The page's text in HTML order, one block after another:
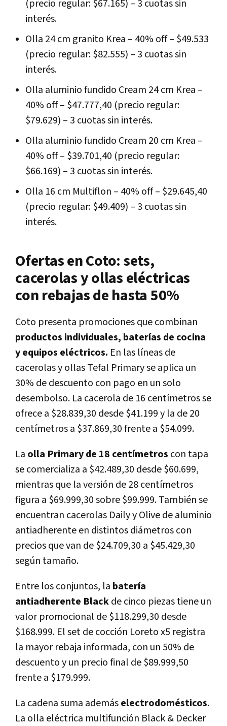
(precio regular: $67.165) – 3 cuotas sin
interés.
Olla 24 cm granito Krea – 40% off – $49.533
(precio regular: $82.555) – 3 cuotas sin
interés.
Olla aluminio fundido Cream 24 cm Krea –
40% off – $47.777,40 (precio regular:
$79.629) – 3 cuotas sin interés.
Olla aluminio fundido Cream 20 cm Krea –
40% off – $39.701,40 (precio regular:
$66.169) – 3 cuotas sin interés.
Olla 16 cm Multiflon – 40% off – $29.645,40
(precio regular: $49.409) – 3 cuotas sin
interés.
Ofertas en Coto: sets,
cacerolas y ollas eléctricas
con rebajas de hasta 50%
Coto presenta promociones que combinan
productos individuales, baterías de cocina
y equipos eléctricos. En las líneas de
cacerolas y ollas Tefal Primary se aplica un
30% de descuento con pago en un solo
desembolso. La cacerola de 16 centímetros se
ofrece a $28.839,30 desde $41.199 y la de 20
centímetros a $37.869,30 frente a $54.099.
La olla Primary de 18 centímetros con tapa
se comercializa a $42.489,30 desde $60.699,
mientras que la versión de 28 centímetros
figura a $69.999,30 sobre $99.999. También se
encuentran cacerolas Daily y Olive de aluminio
antiadherente en distintos diámetros con
precios que van de $24.709,30 a $45.429,30
según tamaño.
Entre los conjuntos, la batería
antiadherente Blackde cinco piezas tiene un
valor promocional de $118.299,30 desde
$168.999. El set de cocción Loreto x5 registra
la mayor rebaja informada, con un 50% de
descuento y un precio final de $89.999,50
frente a $179.999.
La cadena suma ademáselectrodomésticos.
La olla eléctrica multifunción Black & Decker